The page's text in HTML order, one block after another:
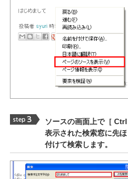
ソースの画面上で［ Ctrl
表示された検索窓に先
付けて検索します。